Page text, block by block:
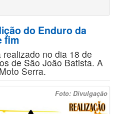
do Enduro da
fim
no dia 18 de
de São João Batista. A
Serra.
Foto: Divulgação